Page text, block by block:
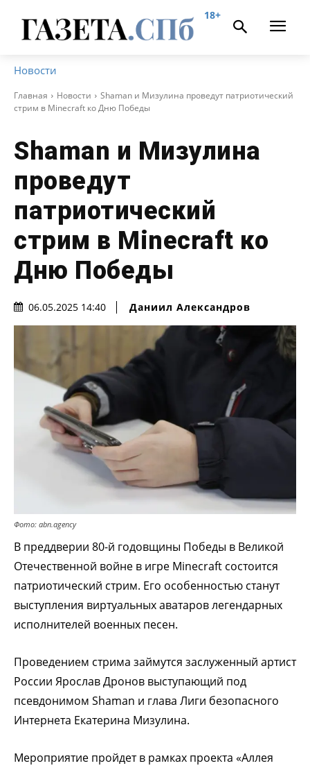
18+
Новости
Главная Новости
Shaman и Мизулина проведут патриотический
стрим в Minecraft ко Дню Победы
Shaman и Мизулина
проведут
патриотический
стрим в Minecraft ко
Дню Победы
06.05.2025 14:40 Даниил Александров
Фото: abn.agency
В преддверии 80-й годовщины Победы в Великой
Отечественной войне в игре Minecraft состоится
патриотический стрим. Его особенностью станут
выступления виртуальных аватаров легендарных
исполнителей военных песен.
Проведением стрима займутся заслуженный артист
России Ярослав Дронов выступающий под
псевдонимом Shaman и глава Лиги безопасного
Интернета Екатерина Мизулина.
Мероприятие пройдет в рамках проекта «Аллея